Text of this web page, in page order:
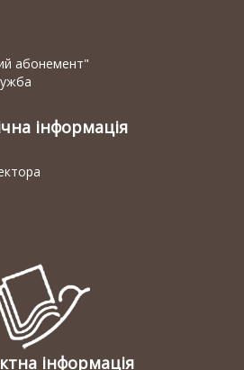
абонемент"
інформація
інформація